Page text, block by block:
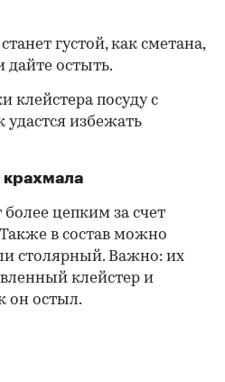
густой, как сметана,
дайте остыть.
клейстера посуду с
избежать
крахмала
цепким за счет
Также в состав можно
столярный. Важно: их
клейстер и
он остыл.